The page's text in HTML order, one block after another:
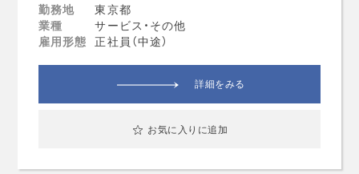
勤務地
東京都
業種
サービス・その他
雇用形態 正社員（中途）
詳細をみる
お気に入りに追加